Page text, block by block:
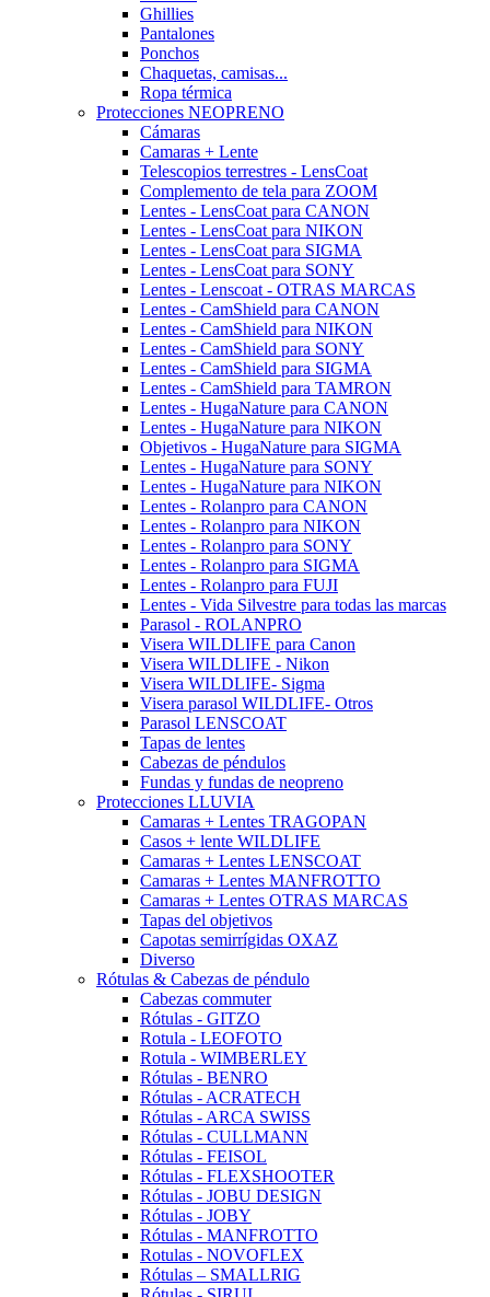
Ghillies
Pantalones
Ponchos
Chaquetas, camisas...
Ropa térmica
Protecciones NEOPRENO
Cámaras
Camaras + Lente
Telescopios terrestres - LensCoat
Complemento de tela para ZOOM
Lentes - LensCoat para CANON
Lentes - LensCoat para NIKON
Lentes - LensCoat para SIGMA
Lentes - LensCoat para SONY
Lentes - Lenscoat - OTRAS MARCAS
Lentes - CamShield para CANON
Lentes - CamShield para NIKON
Lentes - CamShield para SONY
Lentes - CamShield para SIGMA
Lentes - CamShield para TAMRON
Lentes - HugaNature para CANON
Lentes - HugaNature para NIKON
Objetivos - HugaNature para SIGMA
Lentes - HugaNature para SONY
Lentes - HugaNature para NIKON
Lentes - Rolanpro para CANON
Lentes - Rolanpro para NIKON
Lentes - Rolanpro para SONY
Lentes - Rolanpro para SIGMA
Lentes - Rolanpro para FUJI
Lentes - Vida Silvestre para todas las marcas
Parasol - ROLANPRO
Visera WILDLIFE para Canon
Visera WILDLIFE - Nikon
Visera WILDLIFE- Sigma
Visera parasol WILDLIFE- Otros
Parasol LENSCOAT
Tapas de lentes
Cabezas de péndulos
Fundas y fundas de neopreno
Protecciones LLUVIA
Camaras + Lentes TRAGOPAN
Casos + lente WILDLIFE
Camaras + Lentes LENSCOAT
Camaras + Lentes MANFROTTO
Camaras + Lentes OTRAS MARCAS
Tapas del objetivos
Capotas semirrígidas OXAZ
Diverso
Rótulas & Cabezas de péndulo
Cabezas commuter
Rótulas - GITZO
Rotula - LEOFOTO
Rotula - WIMBERLEY
Rótulas - BENRO
Rótulas - ACRATECH
Rótulas - ARCA SWISS
Rótulas - CULLMANN
Rótulas - FEISOL
Rótulas - FLEXSHOOTER
Rótulas - JOBU DESIGN
Rótulas - JOBY
Rótulas - MANFROTTO
Rotulas - NOVOFLEX
Rótulas – SMALLRIG